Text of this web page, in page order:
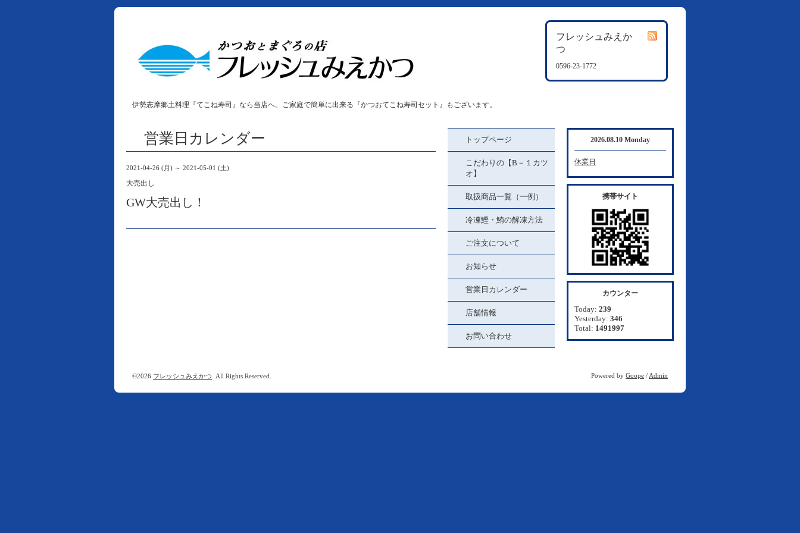
フレッシュみえか
つ
0596-23-1772
伊勢志摩郷土料理『てこね寿司』なら当店へ。ご家庭で簡単に出来る『かつおてこね寿司セット』もございます。
営業日カレンダー
2021-04-26 (月) ～ 2021-05-01 (土)
大売出し
GW大売出し！
トップページ
こだわりの【B－１カツ
オ】
取扱商品一覧（一例）
冷凍鰹・鮪の解凍方法
ご注文について
お知らせ
営業日カレンダー
店舗情報
お問い合わせ
2026.08.10 Monday
休業日
携帯サイト
カウンター
Today: 239
Yesterday: 346
Total: 1491997
©2026 フレッシュみえかつ . All Rights Reserved. Powered by Goope / Admin